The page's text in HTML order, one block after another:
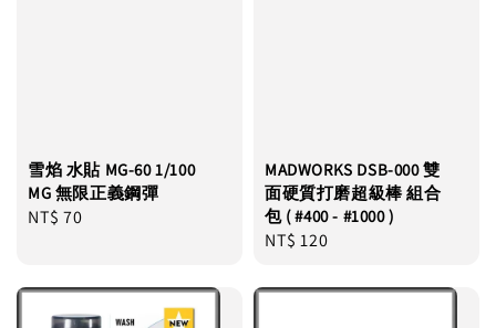
雪焰 水貼 MG-60 1/100
MG 無限正義鋼彈
Regular
NT$ 70
MADWORKS DSB-000 雙
面硬質打磨超級棒 組合
包 ( #400 - #1000 )
Regular
NT$ 120